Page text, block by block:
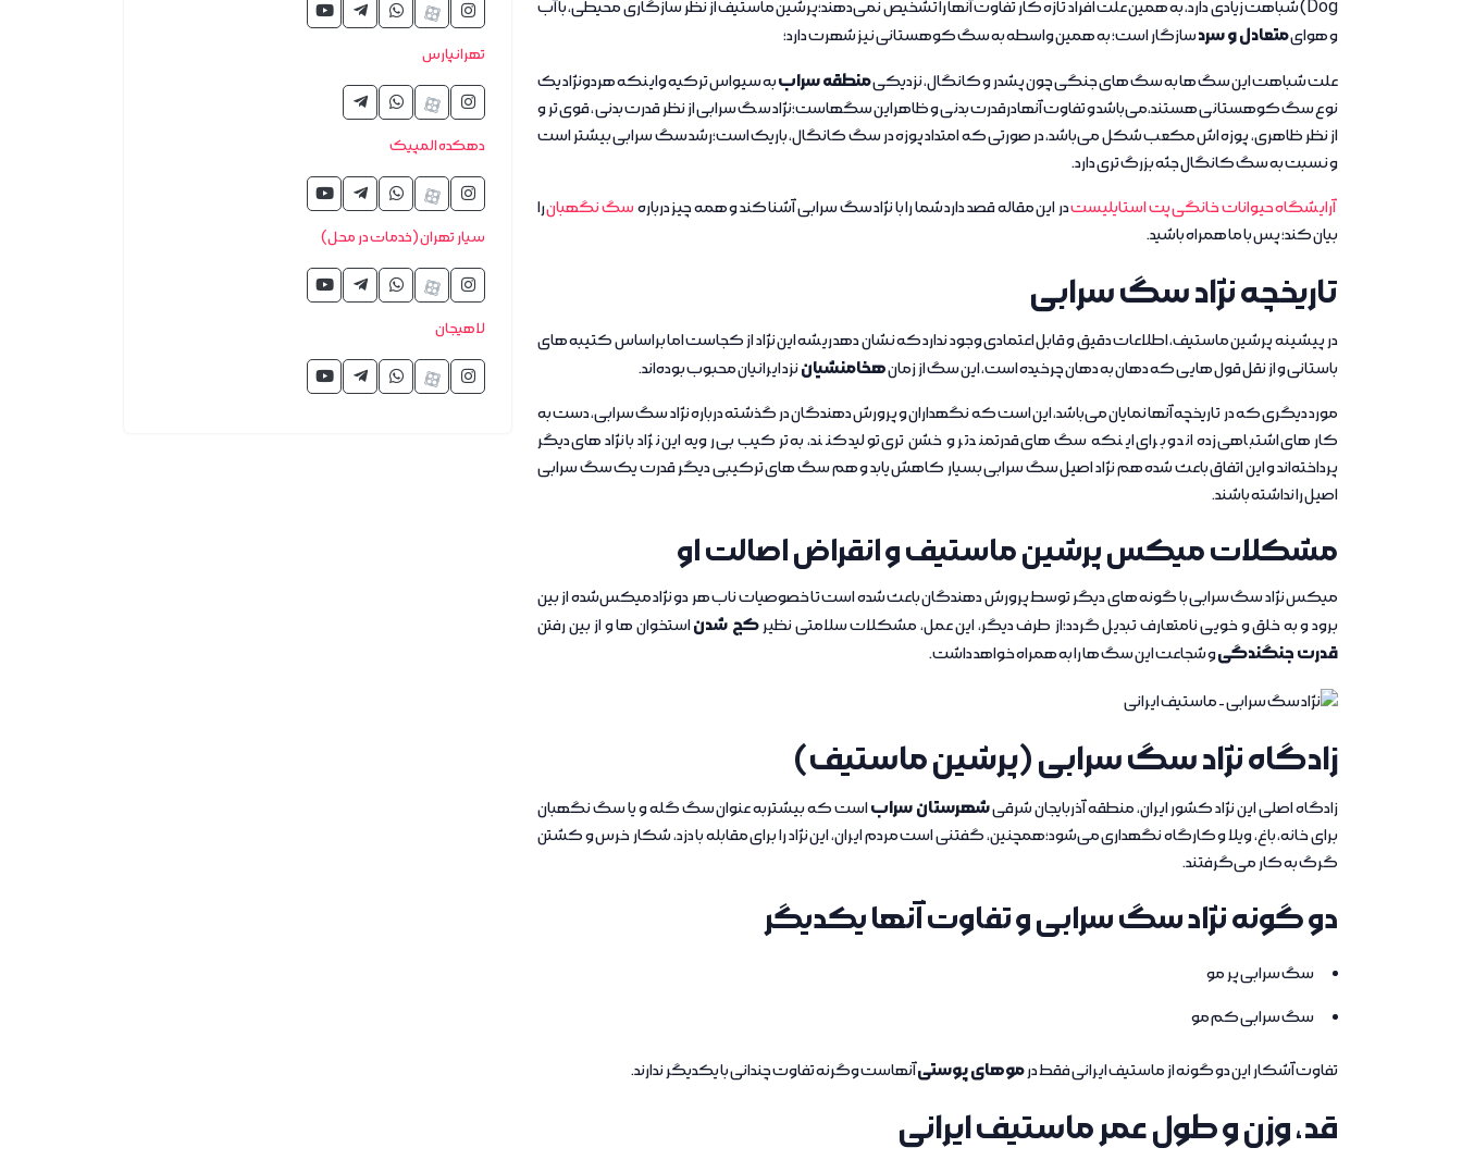
Dog) شباهت زیادی دارد، به همین علت افراد تازه کار تفاوت آنها را تشخیص نمی‌دهند؛پرشین ماستیف از نظر سازگاری محیطی، با آب
و هوایمتعادل و سردسازگار است؛ به همین واسطه به سگ کوهستانی نیز شهرت دارد؛
علت شباهت این سگ ها به سگ های جنگی چون پشدر و کانگال، نزدیکیمنطقه سراببه سیواس ترکیه واینکه هردونژاد یک
نوع سگ کوهستانی هستند،می‌باشد و تفاوت آنهادرقدرت بدنی و ظاهراین سگهاست؛نژاد سگ سرابی از نظر قدرت بدنی، قوی تر و
از نظر ظاهری، پوزه اش مکعب شکل می‌باشد، در صورتی که امتداد پوزه در سگ کانگال، باریک است؛رشد سگ سرابی بیشتر است
و نسبت به سگ کانگال جثه بزرگ تری دارد.
آرایشگاه حیوانات خانگی پت استایلیستدر این مقاله قصد دارد شما را با نژاد سگ سرابی آشنا کند و همه چیز درباره سگ نگهبانرا
بیان کند؛ پس با ما همراه باشید.
تاریخچه نژاد سگ سرابی
در پیشینه پرشین ماستیف، اطلاعات دقیق و قابل اعتمادی وجود ندارد که نشان دهد ریشه این نژاد از کجاست اما براساس کتیبه های
باستانی و از نقل قول هایی که دهان به دهان چرخیده است، این سگ از زمانهخامنشیان نزد ایرانیان محبوب بوده‌اند.
مورد دیگری که در تاریخچه آنها نمایان می‌باشد، این است که نگهداران و پرورش دهندگان در گذشته درباره نژاد سگ سرابی، دست به
کارهای اشتباهی زده‌اند و برای اینکه سگ های قدرتمندتر و خشن تری تولید کنند، به ترکیب بی رویه این نژاد با نژادهای دیگر
پرداخته‌اند و این اتفاق باعث شده هم نژاد اصیل سگ سرابی بسیار کاهش یابد و هم سگ های ترکیبی دیگر قدرت یک سگ سرابی
اصیل را نداشته باشند.
مشکلات میکس پرشین ماستیف و انقراض اصالت او
میکس نژاد سگ سرابی با گونه های دیگر توسط پرورش دهندگان باعث شده است تا خصوصیات ناب هر دو نژاد میکس‌شده از بین
برود و به خلق و خویی نامتعارف تبدیل گردد؛از طرف دیگر، این عمل، مشکلات سلامتی نظیرکج شدن استخوان ها و از بین رفتن
قدرت جنگندگیو شجاعت این سگ ها را به همراه خواهد داشت.
زادگاه نژاد سگ سرابی (پرشین ماستیف)
زادگاه اصلی این نژاد کشور ایران، منطقه آذربایجان شرقیشهرستان سراب است که بیشتربه عنوان سگ گله و یا سگ نگهبان
برای خانه، باغ، ویلا و کارگاه نگهداری می‌شود؛همچنین، گفتنی است مردم ایران، این نژاد را برای مقابله با دزد، شکار خرس و کشتن
گرگ به کار می‌گرفتند.
دو گونه نژاد سگ سرابی و تفاوت آنها یکدیگر
سگ سرابی پر مو
سگ سرابی کم مو
تفاوت آشکار این دو گونه از ماستیف ایرانی فقط درموهای پوستیآنهاست وگرنه تفاوت چندانی با یکدیگر ندارند.
قد، وزن و طول عمر ماستیف ایرانی
تهرانپارس
دهکده المپیک
سیار تهران (خدمات در محل)
لاهیجان